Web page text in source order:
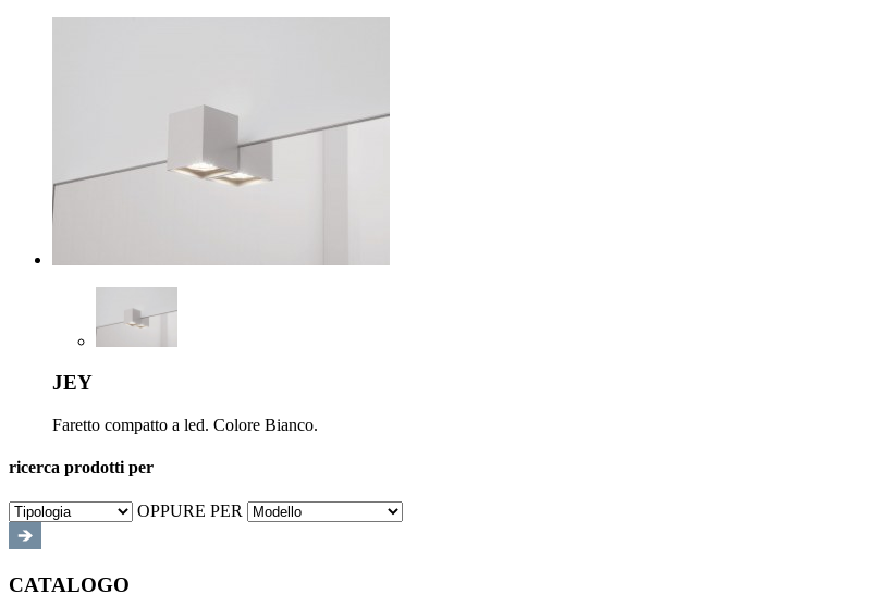
JEY
Faretto compatto a led. Colore Bianco.
ricerca prodotti per
OPPURE PER
CATALOGO